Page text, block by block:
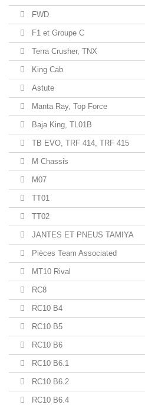
FWD
F1 et Groupe C
Terra Crusher, TNX
King Cab
Astute
Manta Ray, Top Force
Baja King, TL01B
TB EVO, TRF 414, TRF 415
M Chassis
M07
TT01
TT02
JANTES ET PNEUS TAMIYA
Pièces Team Associated
MT10 Rival
RC8
RC10 B4
RC10 B5
RC10 B6
RC10 B6.1
RC10 B6.2
RC10 B6.4